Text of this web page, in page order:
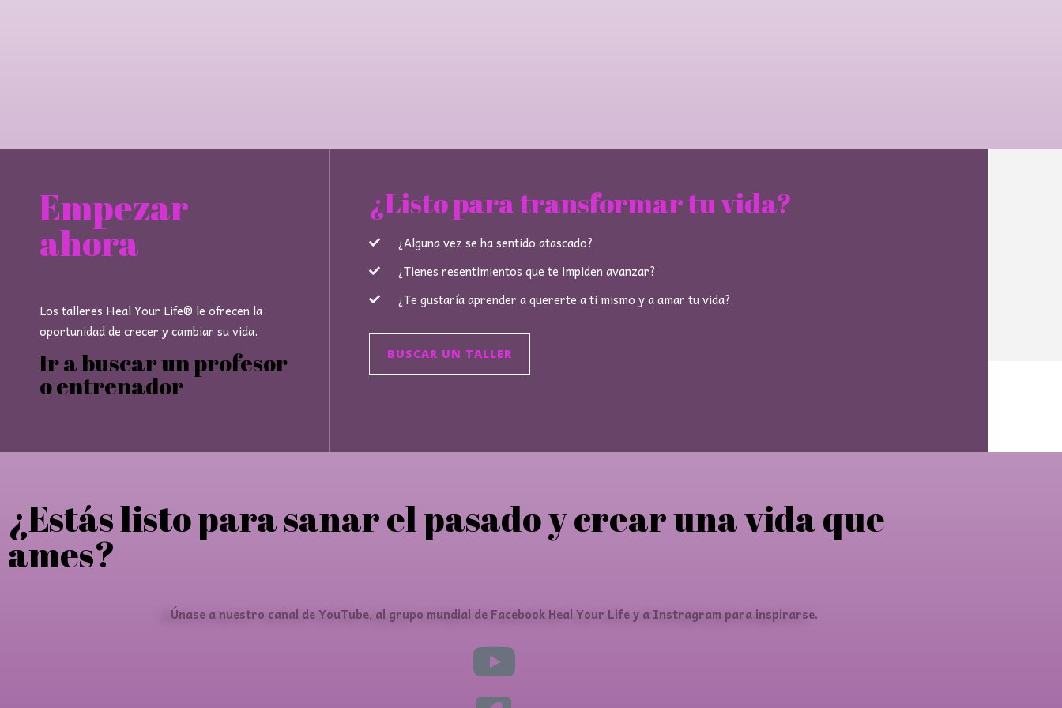
Empezar
ahora
Los talleres Heal Your Life® le ofrecen la
oportunidad de crecer y cambiar su vida.
Ir a buscar un profesor
o entrenador
¿Listo para transformar tu vida?
¿Alguna vez se ha sentido atascado?
¿Tienes resentimientos que te impiden avanzar?
¿Te gustaría aprender a quererte a ti mismo y a amar tu vida?
BUSCAR UN TALLER
¿Estás listo para sanar el pasado y crear una vida que
ames?
Únase a nuestro canal de YouTube, al grupo mundial de Facebook Heal Your Life y a Instragram para inspirarse.